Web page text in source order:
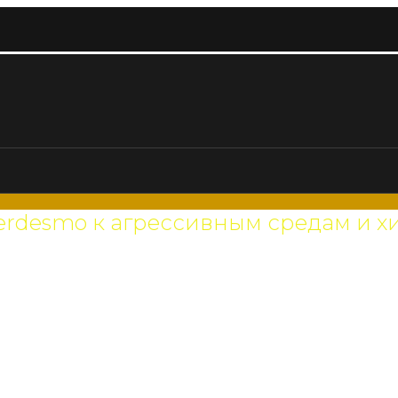
к агрессивным средам и
различных
факторов. В